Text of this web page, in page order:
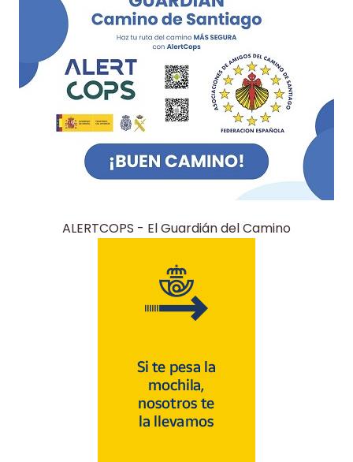
ALERTCOPS - El Guardián del Camino